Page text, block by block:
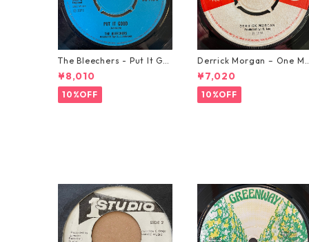
The Bleechers - Put It Go
od 【7-21637】
¥8,010
10%OFF
Derrick Morgan – One
rning In May【7-21653】
¥7,020
10%OFF